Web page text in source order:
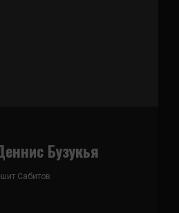
Бузукья
Сабитов